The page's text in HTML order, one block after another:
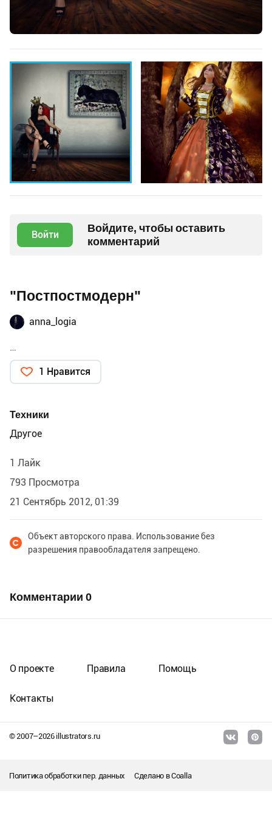
Войти
Войдите, чтобы оставить
комментарий
"Постпостмодерн"
anna_logia
…
1 Нравится
Техники
Другое
1 Лайк
793 Просмотра
21 Сентябрь 2012, 01:39
Объект авторского права. Использование без
разрешения правообладателя запрещено.
Комментарии 0
© 2007–2026illustrators.ru
О проекте Правила Помощь
Контакты
Политика обработки пер. данных Сделано вCoalla